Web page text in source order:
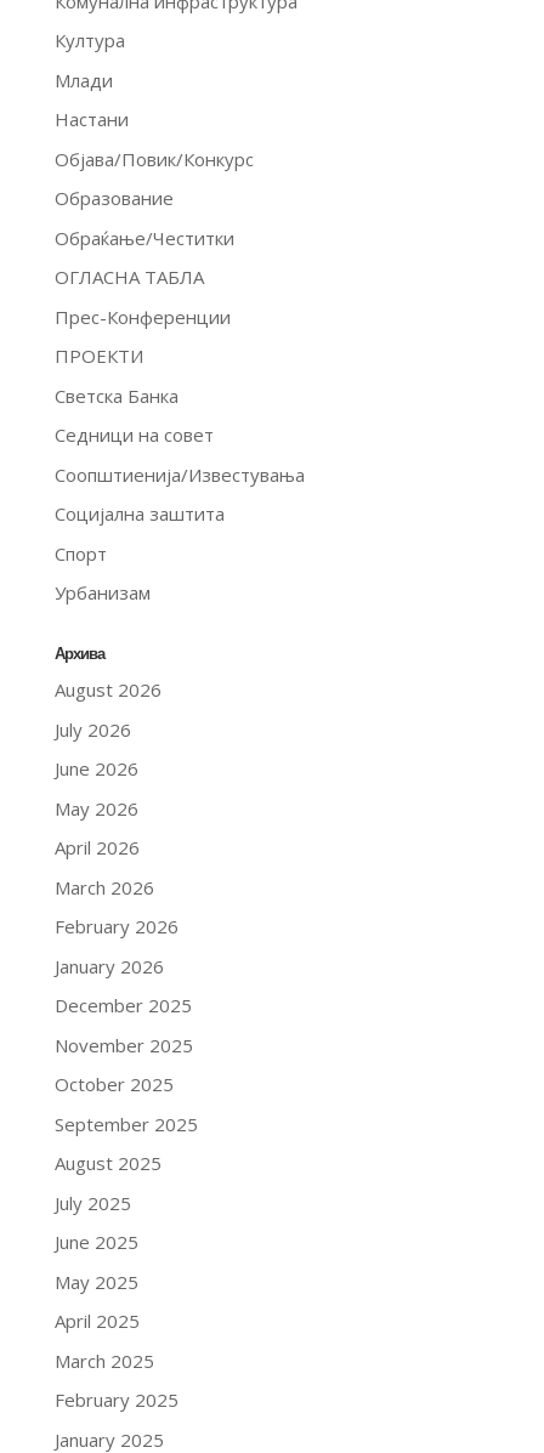
Култура
Млади
Настани
Објава/Повик/Конкурс
Образование
Обраќање/Честитки
ОГЛАСНА ТАБЛА
Прес-Конференции
ПРОЕКТИ
Светска Банка
Седници на совет
Соопштиенија/Известувања
Социјална заштита
Спорт
Урбанизам
Архива
August 2026
July 2026
June 2026
May 2026
April 2026
March 2026
February 2026
January 2026
December 2025
November 2025
October 2025
September 2025
August 2025
July 2025
June 2025
May 2025
April 2025
March 2025
February 2025
January 2025